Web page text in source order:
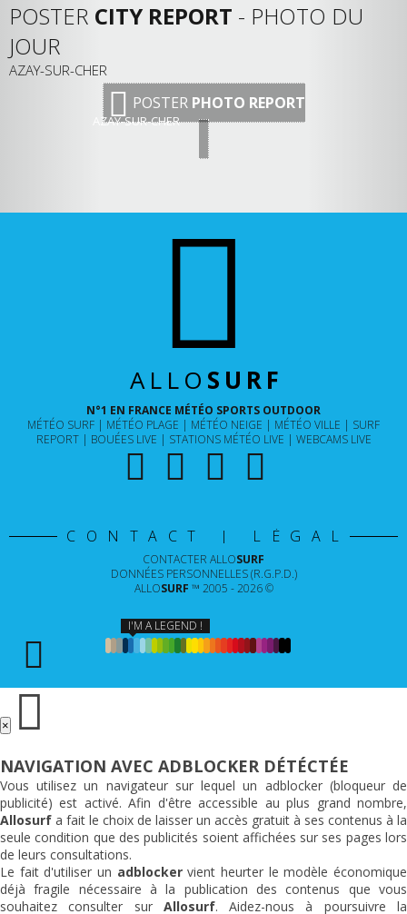
POSTER CITY REPORT - PHOTO DU
JOUR
AZAY-SUR-CHER
POSTER PHOTO REPORT
AZAY-SUR-CHER
ALLO SURF
N°1 EN FRANCE MÉTÉO SPORTS OUTDOOR
MÉTÉO SURF
MÉTÉO PLAGE MÉTÉO NEIGE MÉTÉO VILLE
SURF
REPORT
BOUÉES LIVE STATIONS MÉTÉO LIVE WEBCAMS LIVE
CONTACT | LÉGAL
CONTACTER ALLOSURF
DONNÉES PERSONNELLES (R.G.P.D.)
ALLOSURF ™ 2005 - 2026 ©
I'M A LEGEND !
×
NAVIGATION AVEC ADBLOCKER DÉTÉCTÉE
Vous utilisez un navigateur sur lequel un adblocker (bloqueur de
publicité) est activé. Afin d'être accessible au plus grand nombre,
Allosurf a fait le choix de laisser un accès gratuit à ses contenus à la
seule condition que des publicités soient affichées sur ses pages lors
de leurs consultations.
Le fait d'utiliser un adblockervient heurter le modèle économique
déjà fragile nécessaire à la publication des contenus que vous
souhaitez consulter sur Allosurf. Aidez-nous à poursuivre la